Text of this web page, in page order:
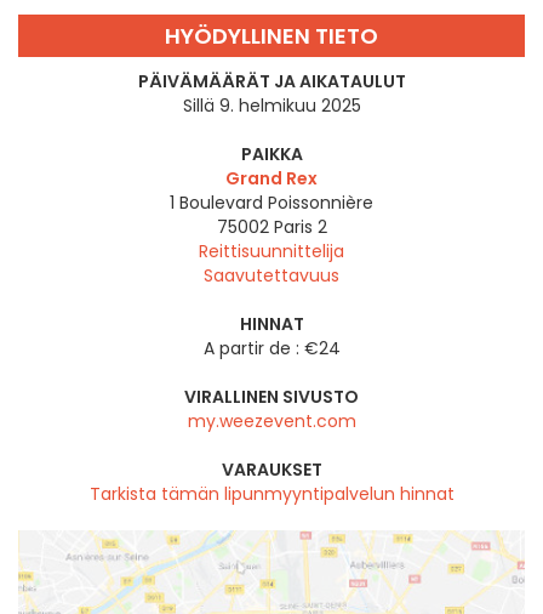
HYÖDYLLINEN TIETO
PÄIVÄMÄÄRÄT JA AIKATAULUT
Sillä 9. helmikuu 2025
PAIKKA
Grand Rex
1 Boulevard Poissonnière
75002 Paris 2
Reittisuunnittelija
Saavutettavuus
HINNAT
A partir de : €24
VIRALLINEN SIVUSTO
my.weezevent.com
VARAUKSET
Tarkista tämän lipunmyyntipalvelun hinnat